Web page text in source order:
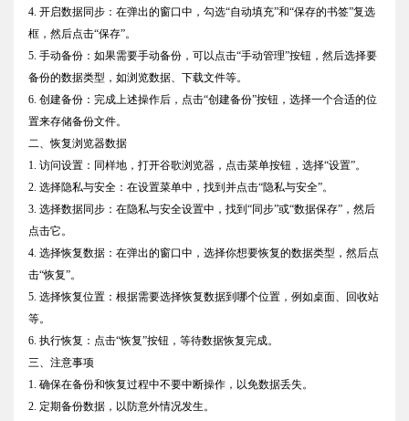
4. 开启数据同步：在弹出的窗口中，勾选“自动填充”和“保存的书签”复选
框，然后点击“保存”。
5. 手动备份：如果需要手动备份，可以点击“手动管理”按钮，然后选择要
备份的数据类型，如浏览数据、下载文件等。
6. 创建备份：完成上述操作后，点击“创建备份”按钮，选择一个合适的位
置来存储备份文件。
二、恢复浏览器数据
1. 访问设置：同样地，打开谷歌浏览器，点击菜单按钮，选择“设置”。
2. 选择隐私与安全：在设置菜单中，找到并点击“隐私与安全”。
3. 选择数据同步：在隐私与安全设置中，找到“同步”或“数据保存”，然后
点击它。
4. 选择恢复数据：在弹出的窗口中，选择你想要恢复的数据类型，然后点
击“恢复”。
5. 选择恢复位置：根据需要选择恢复数据到哪个位置，例如桌面、回收站
等。
6. 执行恢复：点击“恢复”按钮，等待数据恢复完成。
三、注意事项
1. 确保在备份和恢复过程中不要中断操作，以免数据丢失。
2. 定期备份数据，以防意外情况发生。